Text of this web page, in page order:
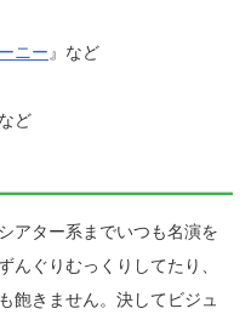
ニー』など
ど
アター系までいつも名演を
んぐりむっくりしてたり、
飽きません。決してビジュ